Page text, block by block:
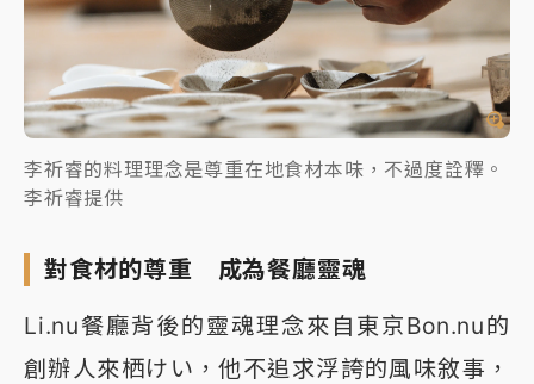
李祈睿的料理理念是尊重在地食材本味，不過度詮釋。
李祈睿提供
對食材的尊重 成為餐廳靈魂
Li.nu餐廳背後的靈魂理念來自東京Bon.nu的
創辦人來栖けい，他不追求浮誇的風味敘事，